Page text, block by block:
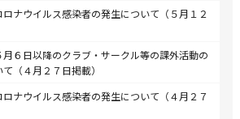
ナウイルス感染者の発生について（５月１２
月６日以降のクラブ・サークル等の課外活動の
（４月２７日掲載）
ナウイルス感染者の発生について（４月２７